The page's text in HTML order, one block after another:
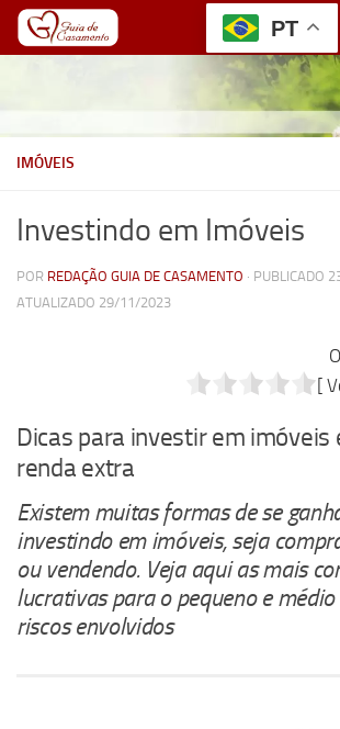
Skip to content
IMÓVEIS
Investindo em Imóveis
POR REDAÇÃO GUIA DE CASAMENTO · PUBLICADO
ATUALIZADO 29/11/2023
[
Dicas para investir em imóveis
renda extra
Existem muitas formas de se
investindo em imóveis, seja
ou vendendo. Veja aqui as mais
lucrativas para o pequeno e
riscos envolvidos
PT